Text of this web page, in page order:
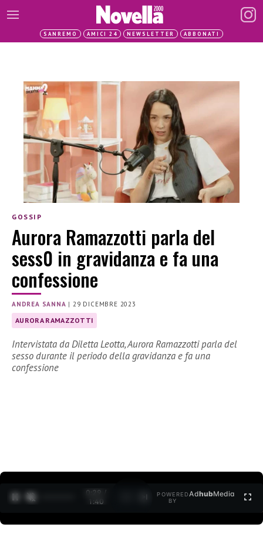
SANREMO AMICI 24 NEWSLETTER ABBONATI
GOSSIP
Aurora Ramazzotti parla del
sess0 in gravidanza e fa una
confessione
ANDREA SANNA |29 DICEMBRE 2023
AURORA RAMAZZOTTI
Intervistata da Diletta Leotta, Aurora Ramazzotti parla del
sesso durante il periodo della gravidanza e fa una
confessione
0:30 /
1:40
POWERED
BY
AdhubMedia